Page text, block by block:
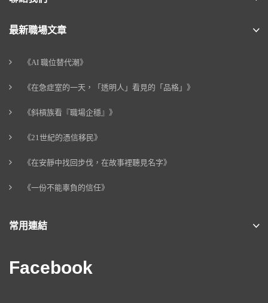
最新職場文章
《AI 職位替代潮》
《在急症室的一天，「透明人」看見的「品格」》
《斜槓族看『職場企穩』》
《21世紀的憑信移民》
《在安靜中找回步伐，在故事裡聽見名字》
《一份不能辜負的信任》
常用連結
Facebook